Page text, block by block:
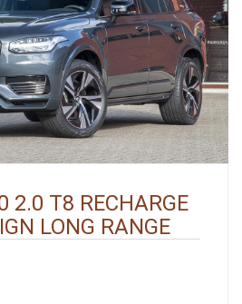
2.0 T8 RECHARGE
LONG RANGE